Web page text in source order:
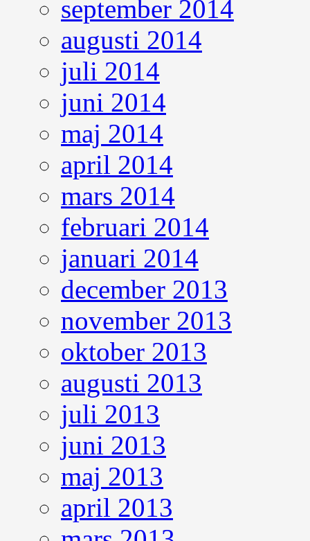
september 2014
augusti 2014
juli 2014
juni 2014
maj 2014
april 2014
mars 2014
februari 2014
januari 2014
december 2013
november 2013
oktober 2013
augusti 2013
juli 2013
juni 2013
maj 2013
april 2013